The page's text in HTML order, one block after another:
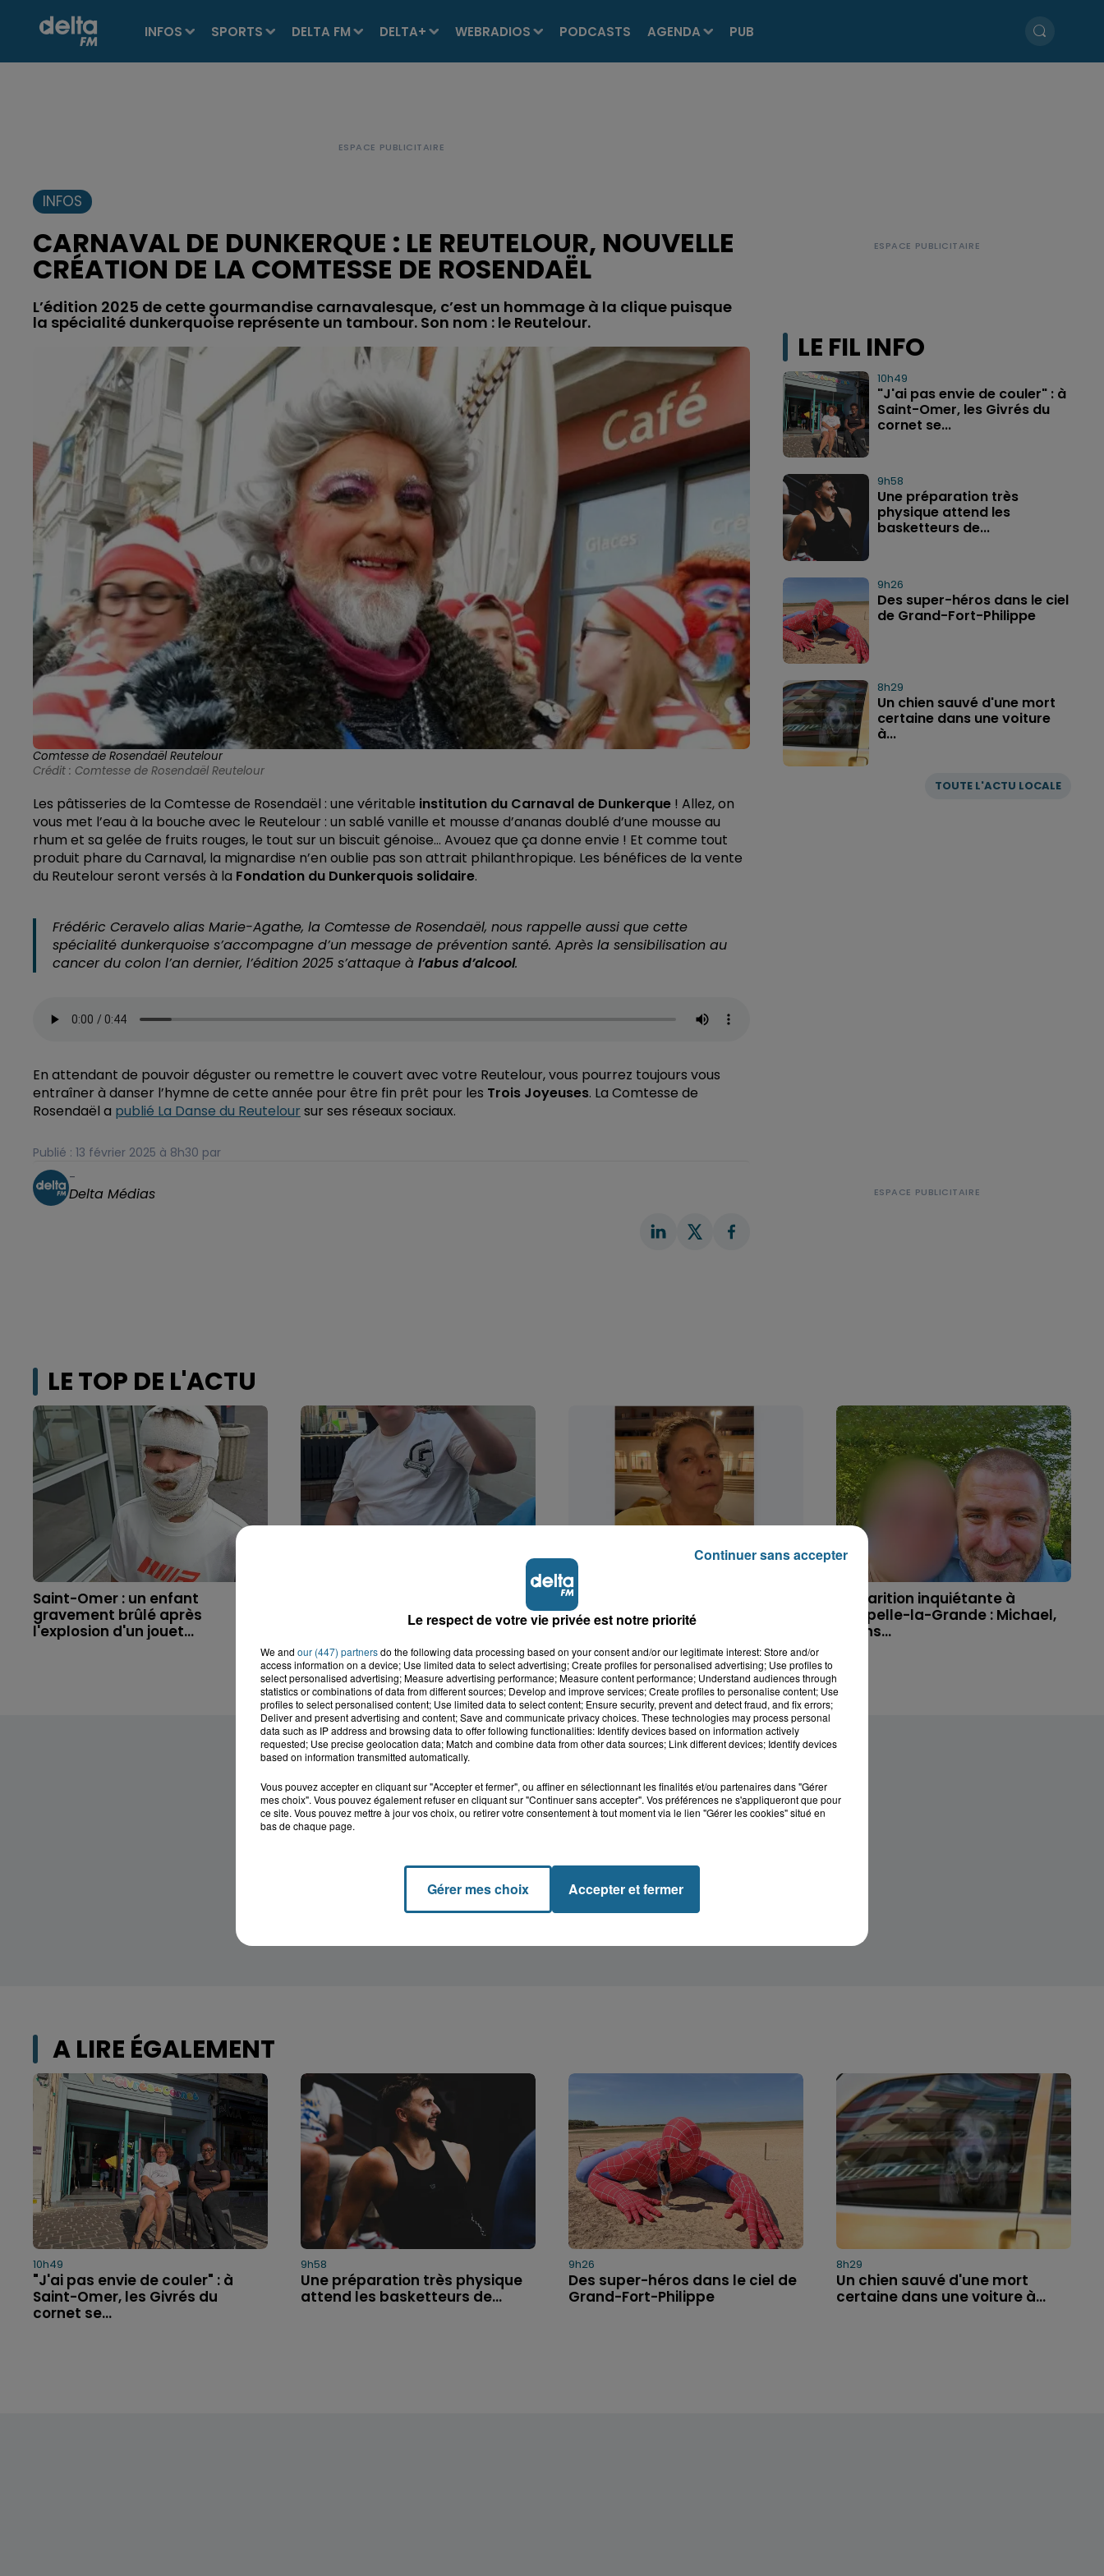
INFOS SPORTS DELTA FM DELTA+ WEBRADIOS PODCASTS AGENDA PUB
INFOS
CARNAVAL DE DUNKERQUE : LE REUTELOUR, NOUVELLE
CRÉATION DE LA COMTESSE DE ROSENDAËL
L’édition 2025 de cette gourmandise carnavalesque, c’est un hommage à la clique puisque
la spécialité dunkerquoise représente un tambour. Son nom : le Reutelour.
Comtesse de Rosendaël Reutelour
Crédit : Comtesse de Rosendaël Reutelour
Les pâtisseries de la Comtesse de Rosendaël : une véritable institution du Carnaval de Dunkerque ! Allez, on
vous met l’eau à la bouche avec le Reutelour : un sablé vanille et mousse d’ananas doublé d’une mousse au
rhum et sa gelée de fruits rouges, le tout sur un biscuit génoise… Avouez que ça donne envie ! Et comme tout
produit phare du Carnaval, la mignardise n’en oublie pas son attrait philanthropique. Les bénéfices de la vente
du Reutelour seront versés à la Fondation du Dunkerquois solidaire.
Frédéric Ceravelo alias Marie-Agathe, la Comtesse de Rosendaël, nous rappelle aussi que cette
spécialité dunkerquoise s’accompagne d’un message de prévention santé. Après la sensibilisation au
cancer du colon l’an dernier, l’édition 2025 s’attaque à l’abus d’alcool.
En attendant de pouvoir déguster ou remettre le couvert avec votre Reutelour, vous pourrez toujours vous
entraîner à danser l’hymne de cette année pour être fin prêt pour les Trois Joyeuses. La Comtesse de
Rosendaël a publié La Danse du Reutelour sur ses réseaux sociaux.
Publié : 13 février 2025 à 8h30 par
-
Delta Médias
LE FIL INFO
TOUTE L'ACTU LOCALE
10h49
"J'ai pas envie de couler" : à
Saint-Omer, les Givrés du
cornet se...
9h58
Une préparation très
physique attend les
basketteurs de...
9h26
Des super-héros dans le ciel
de Grand-Fort-Philippe
8h29
Un chien sauvé d'une mort
certaine dans une voiture
à...
LE TOP DE L'ACTU
Saint-Omer : un enfant
gravement brûlé après
l'explosion d'un jouet...
accident, Lucas s'en est allé
Valérie, 46 ans, portée disparue
depuis mardi à Dunkerque, sa...
Disparition inquiétante à
Cappelle-la-Grande : Michael,
41 ans...
A LIRE ÉGALEMENT
10h49
"J'ai pas envie de couler" : à
Saint-Omer, les Givrés du
cornet se...
9h58
Une préparation très physique
attend les basketteurs de...
9h26
Des super-héros dans le ciel de
Grand-Fort-Philippe
8h29
Un chien sauvé d'une mort
certaine dans une voiture à...
Le respect de votre vie privée est notre priorité
We and our (447) partnersdo the following data processing based on your consent and/or our legitimate interest: Store and/or
access information on a device; Use limited data to select advertising; Create profiles for personalised advertising; Use profiles to
select personalised advertising; Measure advertising performance; Measure content performance; Understand audiences through
statistics or combinations of data from different sources; Develop and improve services; Create profiles to personalise content; Use
profiles to select personalised content; Use limited data to select content; Ensure security, prevent and detect fraud, and fix errors;
Deliver and present advertising and content; Save and communicate privacy choices. These technologies may process personal
data such as IP address and browsing data to offer following functionalities: Identify devices based on information actively
requested; Use precise geolocation data; Match and combine data from other data sources; Link different devices; Identify devices
based on information transmitted automatically.
Vous pouvez accepter en cliquant sur "Accepter et fermer", ou affiner en sélectionnant les finalités et/ou partenaires dans "Gérer
mes choix". Vous pouvez également refuser en cliquant sur "Continuer sans accepter". Vos préférences ne s'appliqueront que pour
ce site. Vous pouvez mettre à jour vos choix, ou retirer votre consentement à tout moment via le lien "Gérer les cookies" situé en
bas de chaque page.
Gérer mes choix Accepter et fermer
Continuer sans accepter